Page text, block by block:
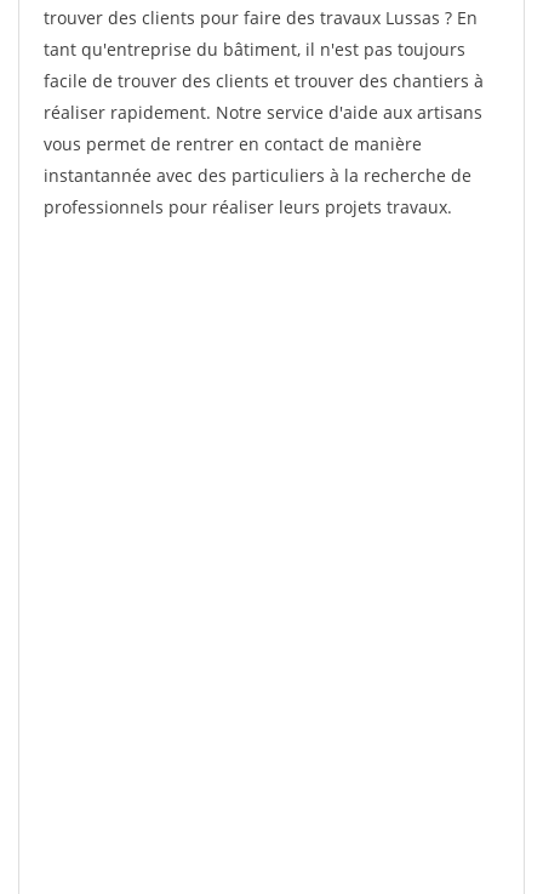
trouver des clients pour faire des travaux Lussas ? En
tant qu'entreprise du bâtiment, il n'est pas toujours
facile de trouver des clients et trouver des chantiers à
réaliser rapidement. Notre service d'aide aux artisans
vous permet de rentrer en contact de manière
instantannée avec des particuliers à la recherche de
professionnels pour réaliser leurs projets travaux.